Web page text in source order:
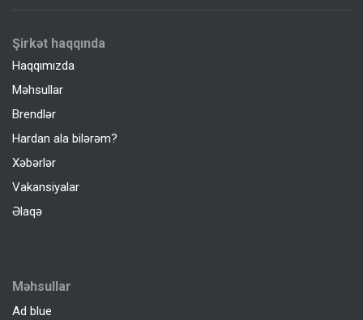
Şirkət haqqında
Haqqımızda
Məhsullar
Brendlər
Hardan ala bilərəm?
Xəbərlər
Vakansiyalar
Əlaqə
Məhsullar
Ad blue